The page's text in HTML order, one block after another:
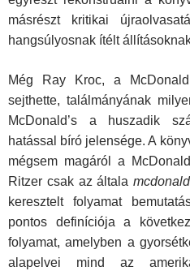
másrészt kritikai
hangsúlyosnak ítélt
Még Ray Kroc, a
sejthette, találmányának
McDonald’s a huszadik
hatással bíró jelensége. A
mégsem magáról a
Ritzer csak az általa
keresztelt folyamat
pontos definíciója a
folyamat, amelyben a
alapelvei mind az